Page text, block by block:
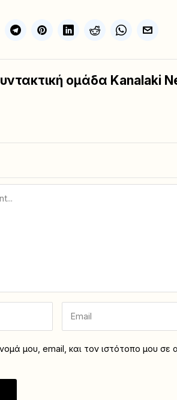
ομάδα Kanalaki
μου, email, και τον ιστότοπο μου